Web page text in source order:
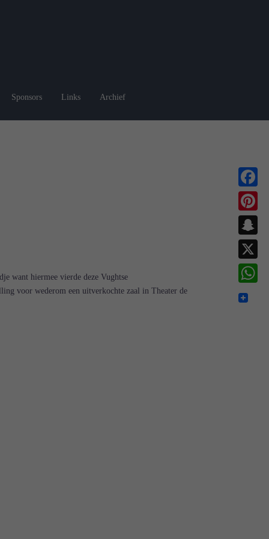
Sponsors Links Archief
want hiermee vierde deze Vughtse
voor wederom een uitverkochte zaal in Theater de
Pinterest
Snapchat
X